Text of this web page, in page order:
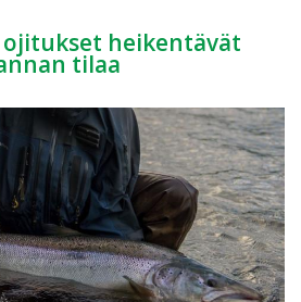
heikentävät
tilaa